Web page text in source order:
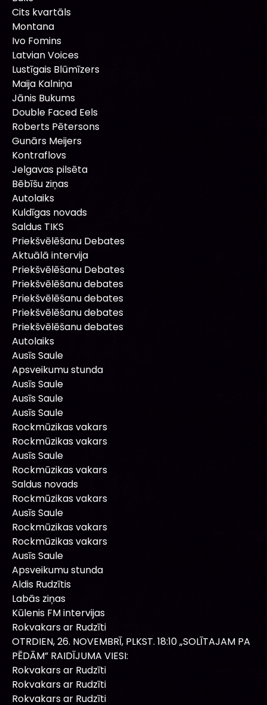
Cits kvartāls
Montana
Ivo Fomins
Latvian Voices
Lustīgais Blūmīzers
Maija Kalniņa
Jānis Bukums
Double Faced Eels
Roberts Pētersons
Gunārs Meijers
Kontraflovs
Jelgavas pilsēta
Bēbīšu ziņas
Autolaiks
Kuldīgas novads
Saldus TIKS
Priekšvēlēšanu Debates
Aktuālā intervija
Priekšvēlēšanu Debates
Priekšvēlēšanu debates
Priekšvēlēšanu debates
Priekšvēlēšanu debates
Priekšvēlēšanu debates
Autolaiks
Ausīs Saule
Apsveikumu stunda
Ausīs Saule
Ausīs Saule
Ausīs Saule
Rockmūzikas vakars
Rockmūzikas vakars
Ausīs Saule
Rockmūzikas vakars
Saldus novads
Rockmūzikas vakars
Ausīs Saule
Rockmūzikas vakars
Rockmūzikas vakars
Ausīs Saule
Apsveikumu stunda
Aldis Rudzītis
Labās ziņas
Kūlenis FM intervijas
Rokvakars ar Rudzīti
OTRDIEN, 26. NOVEMBRĪ, PLKST. 18:10 „SOLĪTAJAM PA
PĒDĀM” RAIDĪJUMA VIESI:
Rokvakars ar Rudzīti
Rokvakars ar Rudzīti
Rokvakars ar Rudzīti